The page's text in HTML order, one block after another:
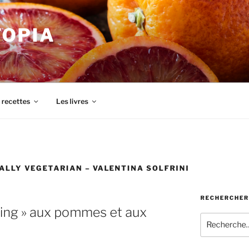
recettes Les livres
VEGETARIAN – VALENTINA SOLFRINI
» aux pommes et aux
RECHERCHER
pour
: